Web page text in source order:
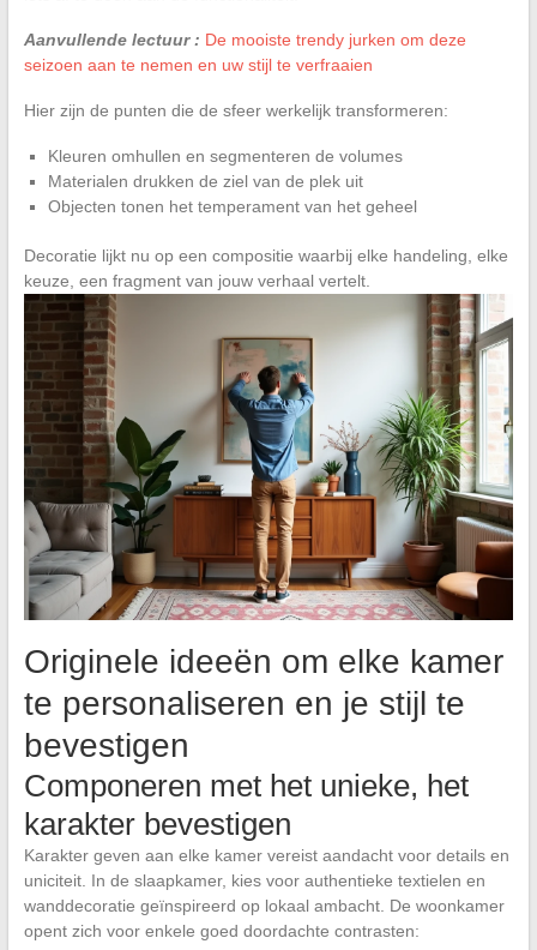
Aanvullende lectuur : De mooiste trendy jurken om deze
seizoen aan te nemen en uw stijl te verfraaien
Hier zijn de punten die de sfeer werkelijk transformeren:
Kleuren omhullen en segmenteren de volumes
Materialen drukken de ziel van de plek uit
Objecten tonen het temperament van het geheel
Decoratie lijkt nu op een compositie waarbij elke handeling, elke
keuze, een fragment van jouw verhaal vertelt.
Originele ideeën om elke kamer
te personaliseren en je stijl te
bevestigen
Componeren met het unieke, het
karakter bevestigen
Karakter geven aan elke kamer vereist aandacht voor details en
uniciteit. In de slaapkamer, kies voor authentieke textielen en
wanddecoratie geïnspireerd op lokaal ambacht. De woonkamer
opent zich voor enkele goed doordachte contrasten: